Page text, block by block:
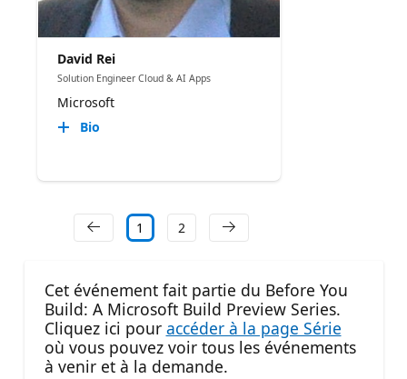
David Rei
Solution Engineer Cloud & AI Apps
Microsoft
Bio
1 2
Cet événement fait partie du Before You
Build: A Microsoft Build Preview Series.
Cliquez ici pour accéder à la page Série
où vous pouvez voir tous les événements
à venir et à la demande.